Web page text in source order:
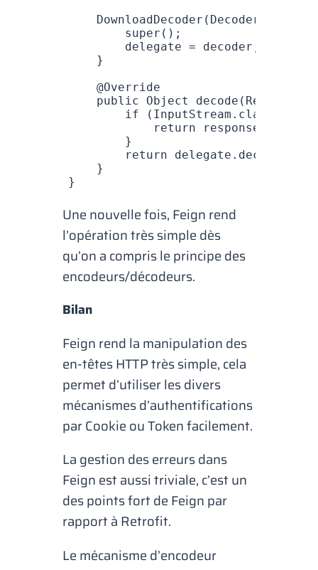
    DownloadDecoder
( Decoder
        super
();
        delegate
= decoder;
    }
    @
Override
    public
Object decode ( Response
        if
( InputStream . class
            return
response
        }
        return
delegate . decode
    }
}
Une nouvelle fois, Feign rend
l’opération très simple dès
qu’on a compris le principe des
encodeurs/décodeurs.
Bilan
Feign rend la manipulation des
en-têtes HTTP très simple, cela
permet d’utiliser les divers
mécanismes d’authentifications
parCookie ouTokenfacilement.
La gestion des erreurs dans
Feign est aussi triviale, c’est un
des points fort de Feign par
rapport à Retrofit.
Le mécanisme d’encodeur